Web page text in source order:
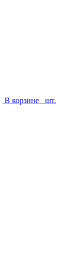
В корзине шт.